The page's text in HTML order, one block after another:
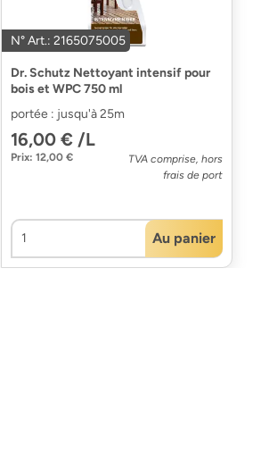
N° Art.: 2165075005
Dr. Schutz Nettoyant intensif pour
bois et WPC 750 ml
portée : jusqu'à 25m
16,00 € /L
Prix: 12,00 €
TVA comprise, hors
frais de port
Au panier